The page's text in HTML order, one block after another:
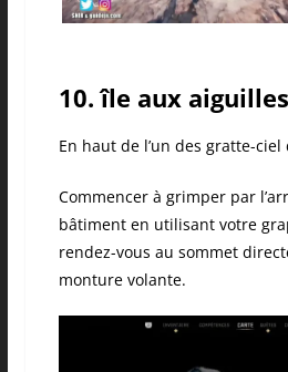
10. île aux aiguilles
En haut de l’un des gratte-ciel
Commencer à grimper par
bâtiment en utilisant votre
rendez-vous au sommet
monture volante.